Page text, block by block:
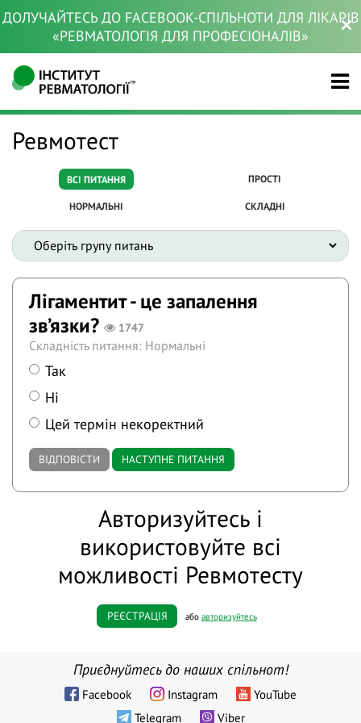
ДОЛУЧАЙТЕСЬ ДО FACEBOOK-СПІЛЬНОТИ ДЛЯ ЛІКАРІВ
«РЕВМАТОЛОГІЯ ДЛЯ ПРОФЕСІОНАЛІВ»
Ревмотест
ВСІ ПИТАННЯ ПРОСТІ
НОРМАЛЬНІ СКЛАДНІ
Лігаментит - це запалення
зв’язки?
1747
Складність питання: Нормальні
Так
Ні
Цей термін некоректний
ВІДПОВІСТИ НАСТУПНЕ ПИТАННЯ
Авторизуйтесь і
використовуйте всі
можливості Ревмотесту
РЕЄСТРАЦІЯ або авторизуйтесь
Приєднуйтесь до наших спільнот!
Facebook Instagram
YouTube
Telegram
Viber